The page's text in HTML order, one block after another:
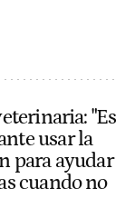
"Es
usar la
para ayudar
cuando no